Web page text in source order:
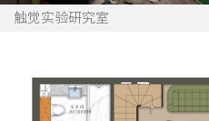
触觉实验研究室